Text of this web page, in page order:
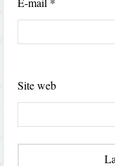
Site web